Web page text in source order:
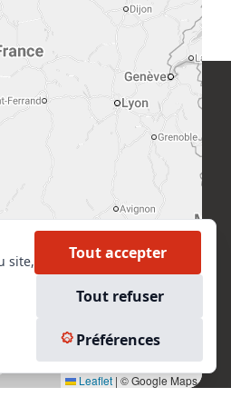
Leaflet | © Google Maps
site,
Tout accepter
Tout refuser
Préférences
SAVOIR PLUS
Formations
Nous rejoindre
C.N.E.
Immobiliers par régions